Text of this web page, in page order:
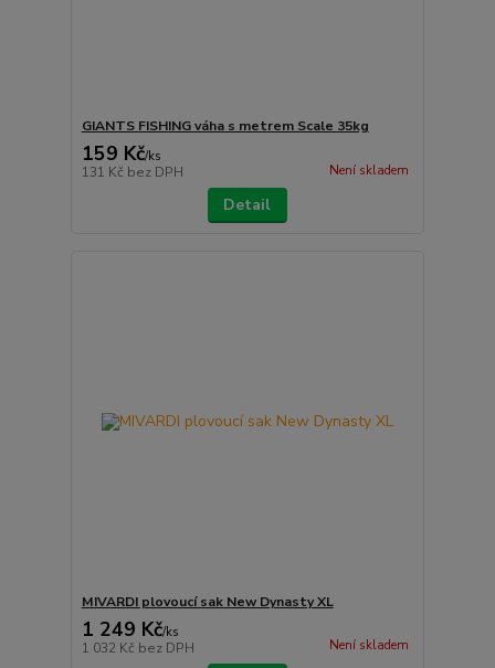
GIANTS FISHING váha s metrem Scale 35kg
159 Kč/ks
131 Kč bez DPH Není skladem
Detail
MIVARDI plovoucí sak New Dynasty XL
1 249 Kč/ks
1 032 Kč bez DPH Není skladem